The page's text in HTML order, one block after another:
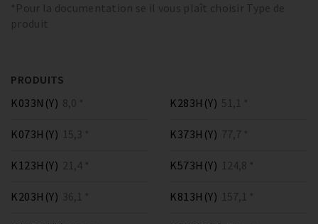
*Pour la documentation se il vous plaît choisir Type de
produit
PRODUITS
K033N(Y) 8,0 *
K073H(Y) 15,3 *
K123H(Y) 21,4 *
K203H(Y) 36,1 *
K283H(Y) 51,1 *
K373H(Y) 77,7 *
K573H(Y) 124,8 *
K813H(Y) 157,1 *